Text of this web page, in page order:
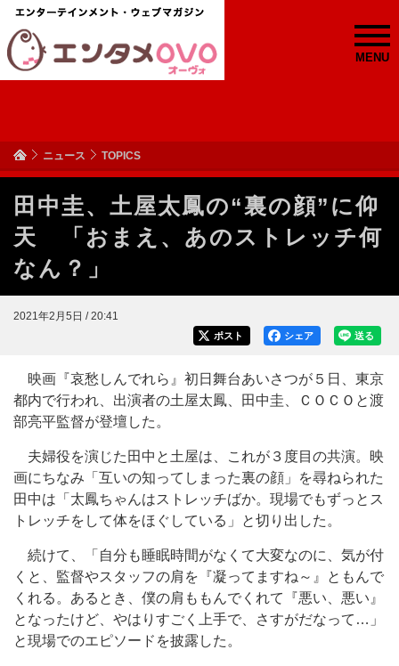
MENU
ニュース TOPICS
田中圭、土屋太鳳の“裏の顔”に仰
天 「おまえ、あのストレッチ何
なん？」
2021年2月5日 / 20:41
送る
シェア
ポスト
映画『哀愁しんでれら』初日舞台あいさつが５日、東京
都内で行われ、出演者の土屋太鳳、田中圭、ＣＯＣＯと渡
部亮平監督が登壇した。
夫婦役を演じた田中と土屋は、これが３度目の共演。映
画にちなみ「互いの知ってしまった裏の顔」を尋ねられた
田中は「太鳳ちゃんはストレッチばか。現場でもずっとス
トレッチをして体をほぐしている」と切り出した。
続けて、「自分も睡眠時間がなくて大変なのに、気が付
くと、監督やスタッフの肩を『凝ってますね～』ともんで
くれる。あるとき、僕の肩ももんでくれて『悪い、悪い』
となったけど、やはりすごく上手で、さすがだなって…」
と現場でのエピソードを披露した。